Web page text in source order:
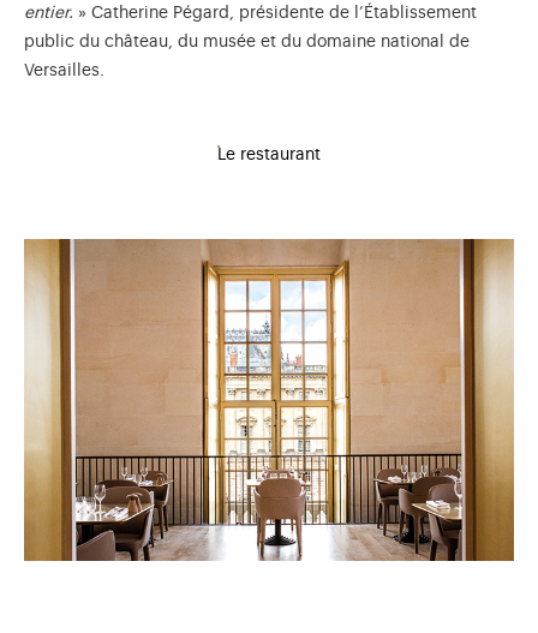
entier. » Catherine Pégard, présidente de l’Établissement
public du château, du musée et du domaine national de
Versailles.
Le restaurant